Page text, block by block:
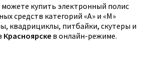
купить электронный полис
средств категорий «A» и «M»
квадрициклы, питбайки, скутеры и
Красноярске в онлайн-режиме.